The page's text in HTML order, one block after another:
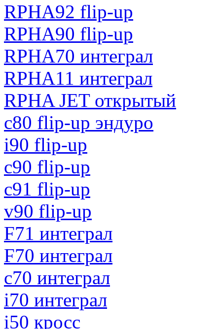
RPHA92 flip-up
RPHA90 flip-up
RPHA70 интеграл
RPHA11 интеграл
RPHA JET открытый
с80 flip-up эндуро
i90 flip-up
c90 flip-up
c91 flip-up
v90 flip-up
F71 интеграл
F70 интеграл
c70 интеграл
i70 интеграл
i50 кросс